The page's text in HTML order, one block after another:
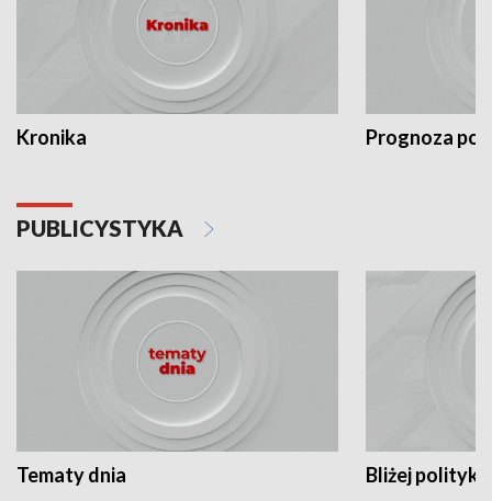
Kronika Prognoza
PUBLICYSTYKA
Tematy dnia Bliżej polityki